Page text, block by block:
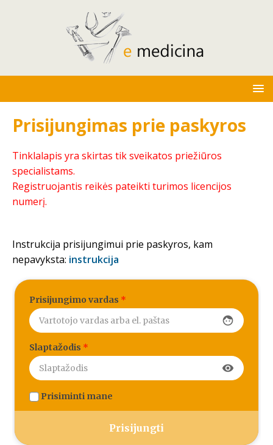
Prisijungimas prie paskyros
Tinklalapis yra skirtas tik sveikatos priežiūros
specialistams.
Registruojantis reikės pateikti turimos licencijos
numerį.
Instrukcija prisijungimui prie paskyros, kam
nepavyksta: instrukcija
Prisijungimo vardas *
face
Slaptažodis *
visibility
Prisiminti mane